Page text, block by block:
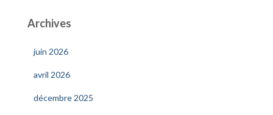
Archives
juin 2026
avril 2026
décembre 2025